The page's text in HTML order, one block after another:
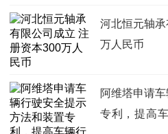
河北恒元轴
万人民币
阿维塔申请
专利，提高